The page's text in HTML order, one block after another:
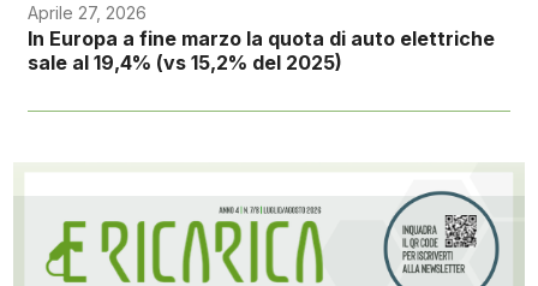
Aprile 27, 2026
In Europa a fine marzo la quota di auto elettriche
sale al 19,4% (vs 15,2% del 2025)